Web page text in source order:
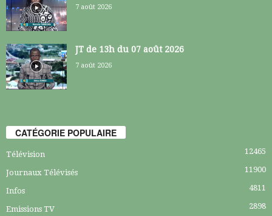
7 août 2026
JT de 13h du 07 août 2026
7 août 2026
CATÉGORIE POPULAIRE
Télévision 12465
Journaux Télévisés 11900
Infos 4811
Emissions TV 2898